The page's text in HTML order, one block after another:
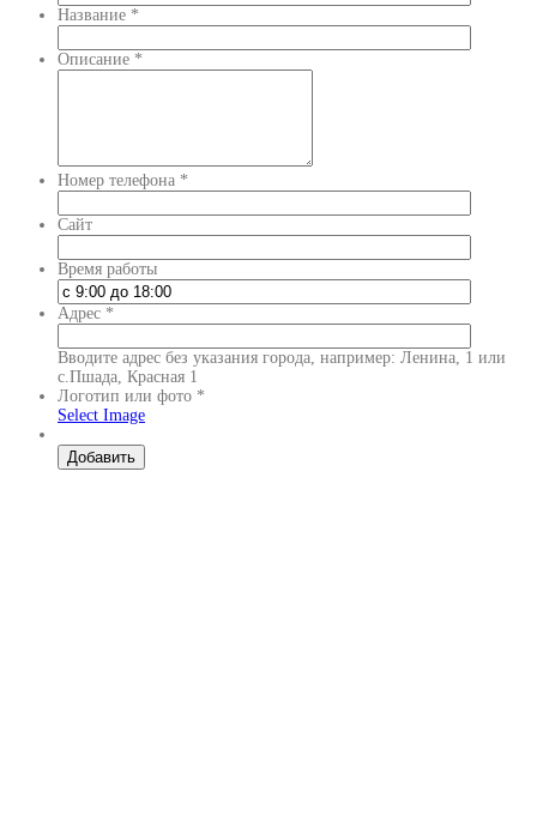
Название *
Описание *
Номер телефона *
Сайт
Время работы
Адрес *
Вводите адрес без указания города, например: Ленина, 1 или
с.Пшада, Красная 1
Логотип или фото *
Select Image